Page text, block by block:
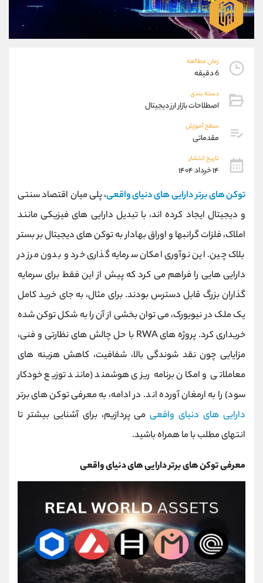
زمان مطالعه
6 دقیقه
دسته بندی
اصطلاحات بازار ارز دیجیتال
سطح آموزش
مقدماتی
تاریخ انتشار
۱۴ خرداد ۱۴۰۴
توکن‌ های برتر دارایی‌ های دنیای واقعی، پلی میان اقتصاد سنتی
و دیجیتال ایجاد کرده‌ اند، با تبدیل دارایی‌ های فیزیکی مانند
املاک، فلزات گرانبها و اوراق بهادار به توکن‌ های دیجیتال بر بستر
بلاک‌ چین. این نوآوری امکان سرمایه‌ گذاری خرد و بدون مرز در
دارایی‌ هایی را فراهم می‌ کرد که پیش از این فقط برای سرمایه‌
گذاران بزرگ قابل دسترس بودند. برای مثال، به جای خرید کامل
یک ملک در نیویورک، می‌ توان بخشی از آن را به شکل توکن‌ شده
خریداری کرد. پروژه‌ های RWA با حل چالش‌ های نظارتی و فنی،
مزایایی چون نقد شوندگی بالا، شفافیت، کاهش هزینه‌ های
معاملاتی و امکان برنامه‌ ریزی هوشمند (مانند توزیع خودکار
سود) را به ارمغان آورده‌ اند. در ادامه، به معرفی توکن های برتر
دارایی های دنیای واقعیمی پردازیم، برای آشنایی بیشتر تا
انتهای مطلب با ما همراه باشید.
معرفی توکن های برتر دارایی های دنیای واقعی
09304891085
واتساپ
تلگرام @Armteam_admin_103
پشتیبان فروش
موبایل
اطلاعات تماس
تلفن 021-22021030
021-22021040
بدون پیش شماره
اینستاگرام @alireza.mehrabii
کانال تلگرام @alirezamehrabi_com
@alirezamehrabi_official